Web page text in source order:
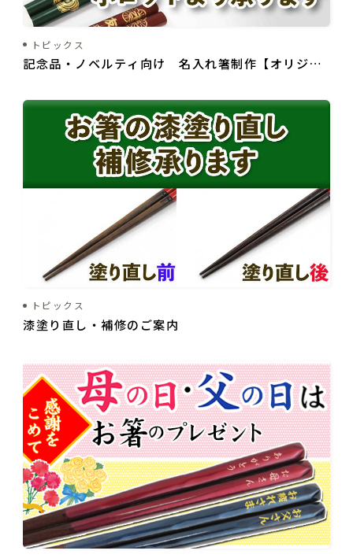
トピックス
記念品・ノベルティ向け 名入れ箸制作【オリジナ
トピックス
漆塗り直し・補修のご案内